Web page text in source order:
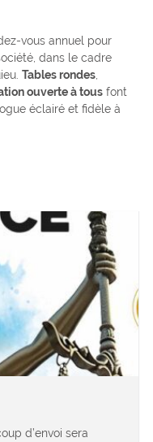
vous annuel pour
dans le cadre
Tables rondes,
ouverte à tousfont
éclairé et fidèle à
d’envoi sera